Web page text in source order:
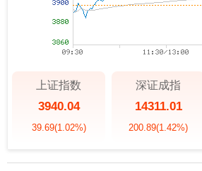
上证指数
3940.04
39.69(1.02%)
深证成指
14311.01
200.89(1.42%)